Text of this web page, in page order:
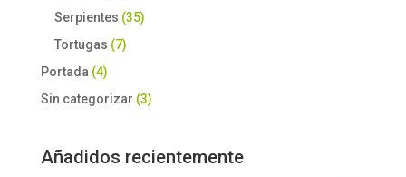
Serpientes (35)
Tortugas (7)
Portada (4)
Sin categorizar (3)
Añadidos recientemente